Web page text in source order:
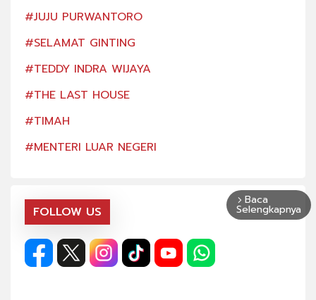
#JUJU PURWANTORO
#SELAMAT GINTING
#TEDDY INDRA WIJAYA
#THE LAST HOUSE
#TIMAH
#MENTERI LUAR NEGERI
FOLLOW US
arrow_forward_ios Baca
Selengkapnya